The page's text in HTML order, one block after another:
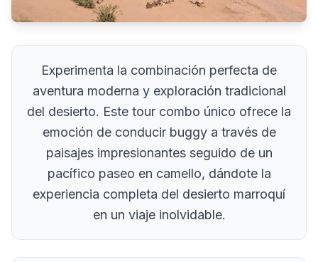
Experimenta la combinación perfecta de
aventura moderna y exploración tradicional
del desierto. Este tour combo único ofrece la
emoción de conducir buggy a través de
paisajes impresionantes seguido de un
pacífico paseo en camello, dándote la
experiencia completa del desierto marroquí
en un viaje inolvidable.